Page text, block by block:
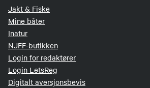
Jakt & Fiske
Mine båter
Inatur
NJFF-butikken
Login for redaktører
Login LetsReg
Digitalt aversjonsbevis